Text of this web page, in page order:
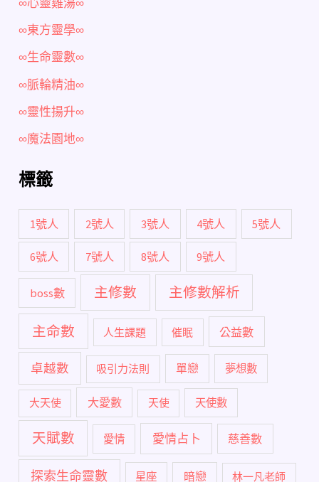
∞東方靈學∞
∞生命靈數∞
∞脈輪精油∞
∞靈性揚升∞
∞魔法園地∞
標籤
1號人 2號人 3號人 4號人 5號人
6號人 7號人 8號人 9號人
boss數 主修數 主修數解析
主命數 人生課題 催眠 公益數
卓越數 吸引力法則 單戀 夢想數
大天使 大愛數 天使 天使數
天賦數 愛情 愛情占卜 慈善數
探索生命靈數 星座 暗戀 林一凡老師